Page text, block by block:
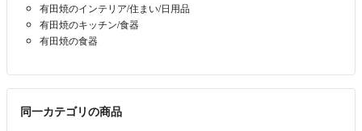
有田焼のインテリア/住まい/日用品
有田焼のキッチン/食器
有田焼の食器
同一カテゴリの商品